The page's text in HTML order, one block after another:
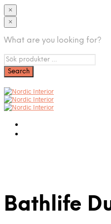
×
×
What are you looking for?
Bathlife